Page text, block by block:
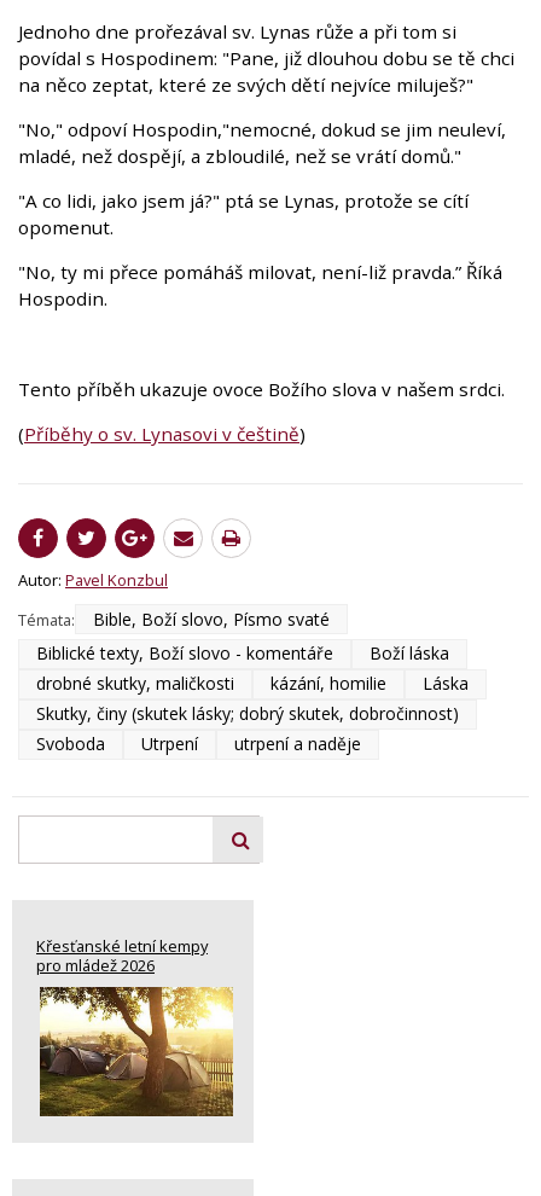
Jednoho dne prořezával sv. Lynas růže a při tom si
povídal s Hospodinem: "Pane, již dlouhou dobu se tě chci
na něco zeptat, které ze svých dětí nejvíce miluješ?"
"No," odpoví Hospodin,"nemocné, dokud se jim neuleví,
mladé, než dospějí, a zbloudilé, než se vrátí domů."
"A co lidi, jako jsem já?" ptá se Lynas, protože se cítí
opomenut.
"No, ty mi přece pomáháš milovat, není-liž pravda.” Říká
Hospodin.
Tento příběh ukazuje ovoce Božího slova v našem srdci.
(Příběhy o sv. Lynasovi v češtině)
Autor: Pavel Konzbul
Témata:
Bible, Boží slovo, Písmo svaté
Biblické texty, Boží slovo - komentáře
Boží láska
drobné skutky, maličkosti
kázání, homilie
Láska
Skutky, činy (skutek lásky; dobrý skutek, dobročinnost)
Svoboda
Utrpení utrpení a naděje
Křesťanské letní kempy
pro mládež 2026